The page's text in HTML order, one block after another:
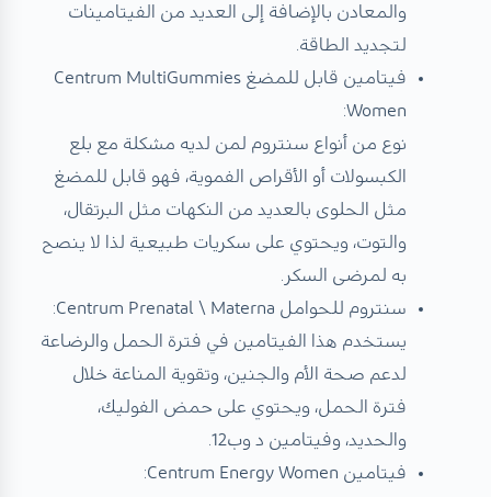
والمعادن بالإضافة إلى العديد من الفيتامينات
لتجديد الطاقة.
فيتامين قابل للمضغ Centrum MultiGummies
Women:
نوع من أنواع سنتروم لمن لديه مشكلة مع بلع
الكبسولات أو الأقراص الفموية، فهو قابل للمضغ
مثل الحلوى بالعديد من النكهات مثل البرتقال،
والتوت، ويحتوي على سكريات طبيعية لذا لا ينصح
به لمرضى السكر.
سنتروم للحوامل Centrum Prenatal \ Materna:
يستخدم هذا الفيتامين في فترة الحمل والرضاعة
لدعم صحة الأم والجنين، وتقوية المناعة خلال
فترة الحمل، ويحتوي على حمض الفوليك،
والحديد، وفيتامين د وب12.
فيتامين Centrum Energy Women: